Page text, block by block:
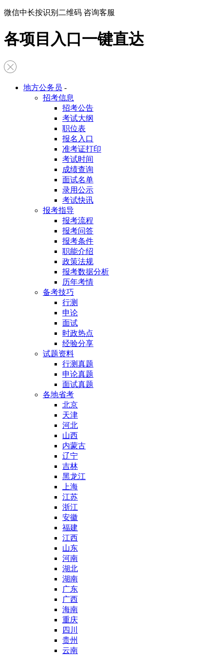
微信中长按识别二维码 咨询客服
各项目入口一键直达
地方公务员 -
招考信息
招考公告
考试大纲
职位表
报名入口
准考证打印
考试时间
成绩查询
面试名单
录用公示
考试快讯
报考指导
报考流程
报考问答
报考条件
职能介绍
政策法规
报考数据分析
历年考情
备考技巧
行测
申论
面试
时政热点
经验分享
试题资料
行测真题
申论真题
面试真题
各地省考
北京
天津
河北
山西
内蒙古
辽宁
吉林
黑龙江
上海
江苏
浙江
安徽
福建
江西
山东
河南
湖北
湖南
广东
广西
海南
重庆
四川
贵州
云南